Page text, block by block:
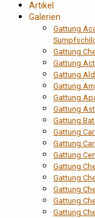
Artikel
Galerien
Gattung
Gattung
Gattung
Gattung
Gattung
Gattung
Gattung
Gattung
Gattung
Gattung
Gattung
Gattung
Gattung
Gattung
Gattung
Gattung